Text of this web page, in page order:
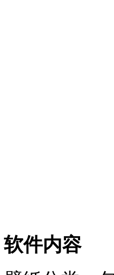
软件内容